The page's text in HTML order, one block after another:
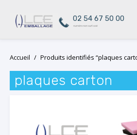
02 54 67 50 00
numéro non surtaxé
content
Accueil / Produits identifiés “plaques
plaques carton